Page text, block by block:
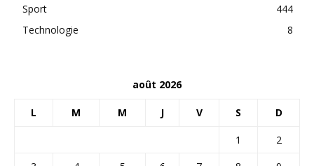
Sport
444
Technologie
8
août 2026
L M M J V S D
1
2